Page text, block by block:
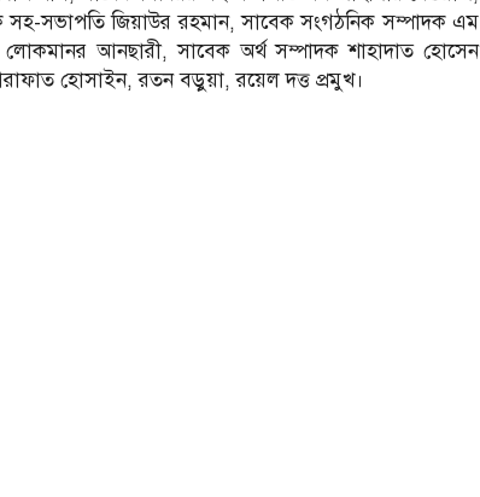
সভাপতি জিয়াউর রহমান, সাবেক সংগঠনিক সম্পাদক এম
লোকমানর আনছারী, সাবেক অর্থ সম্পাদক শাহাদাত হোসেন
হোসাইন, রতন বড়ুয়া, রয়েল দত্ত প্রমুখ।